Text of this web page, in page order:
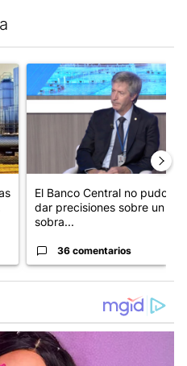
el título "Récord histórico de
Un artículo de tendencia
El Banco Central no pudo
dar precisiones sobre un
sobra...
36 comentarios